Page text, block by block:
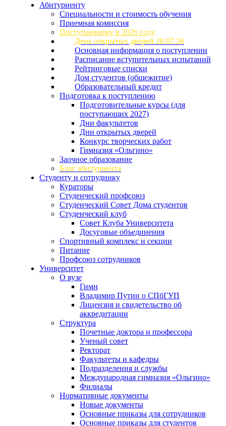
Абитуриенту
Специальности и стоимость обучения
Приемная комиссия
Поступающему в 2026 году
День открытых дверей 28.07.26
Основная информация о поступлении
Расписание вступительных испытаний
Рейтинговые списки
Дом студентов (общежитие)
Образовательный кредит
Подготовка к поступлению
Подготовительные курсы (для
поступающих 2027)
Дни факультетов
Дни открытых дверей
Конкурс творческих работ
Гимназия «Ольгино»
Заочное образование
Блог абитуриента
Студенту и сотруднику
Кураторы
Студенческий профсоюз
Студенческий Совет Дома студентов
Студенческий клуб
Совет Клуба Университета
Досуговые объединения
Спортивный комплекс и секции
Питание
Профсоюз сотрудников
Университет
О вузе
Гимн
Владимир Путин о СПбГУП
Лицензия и свидетельство об
аккредитации
Структура
Почетные доктора и профессора
Ученый совет
Ректорат
Факультеты и кафедры
Подразделения и службы
Международная гимназия «Ольгино»
Филиалы
Нормативные документы
Новые документы
Основные приказы для сотрудников
Основные приказы для студентов